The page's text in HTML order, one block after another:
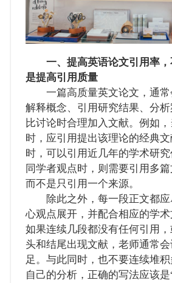
一、提高英语论文引用率，
是提高引用质量
一篇高质量英文论文，通常
解释概念、引用研究结果、分
比讨论时合理加入文献。例如
时，应引用提出该理论的经典
时，可以引用近几年的学术研
同学者观点时，则需要引用多篇
而不是只引用一个来源。
除此之外，每一段正文都应
心观点展开，并配合相应的学术
如果连续几段都没有任何引用
头和结尾出现文献，老师通常
足。与此同时，也不要连续堆
自己的分析，正确的写法应该